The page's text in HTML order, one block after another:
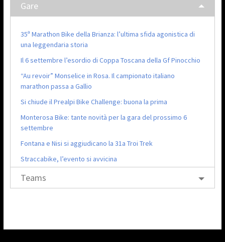
Gare
35ª Marathon Bike della Brianza: l’ultima sfida agonistica di
una leggendaria storia
Il 6 settembre l’esordio di Coppa Toscana della Gf Pinocchio
“Au revoir” Monselice in Rosa. Il campionato italiano
marathon passa a Gallio
Si chiude il Prealpi Bike Challenge: buona la prima
Monterosa Bike: tante novità per la gara del prossimo 6
settembre
Fontana e Nisi si aggiudicano la 31a Troi Trek
Straccabike, l’evento si avvicina
Teams